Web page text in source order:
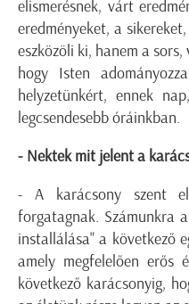
elismerésnek, várt
eredményeket, a
eszközöli ki, hanem a
hogy Isten
helyzetünkért, ennek
legcsendesebb óráinkban.
- Nektek mit jelent a
- A karácsony szent
forgatagnak. Számunkra
installálása" a következő
amely megfelelően
következő karácsonyig,